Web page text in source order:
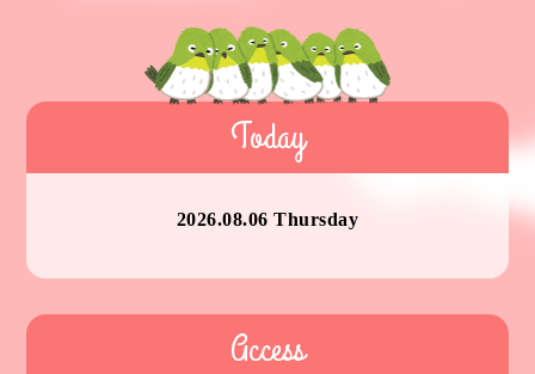
Today
2026.08.06 Thursday
Access